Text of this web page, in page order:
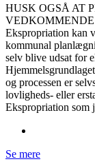
HUSK OGSÅ AT
Ekspropriation kan
kommunal
selv blive udsat for
og processen er
lovligheds- eller
Ekspropriation som
Se mere